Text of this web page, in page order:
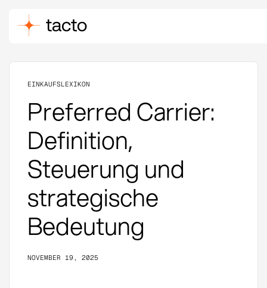
EINKAUFSLEXIKON
Preferred Carrier:
Definition,
Steuerung und
strategische
Bedeutung
NOVEMBER 19, 2025